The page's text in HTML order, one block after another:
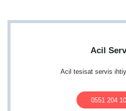
Acil
Acil tesisat servis
0551 204